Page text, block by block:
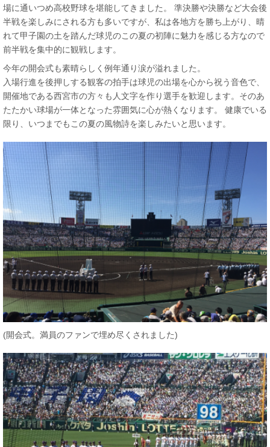
場に通いつめ高校野球を堪能してきました。 準決勝や決勝など大会後
半戦を楽しみにされる方も多いですが、私は各地方を勝ち上がり、晴
れて甲子園の土を踏んだ球児のこの夏の初陣に魅力を感じる方なので
前半戦を集中的に観戦します。
今年の開会式も素晴らしく例年通り涙が溢れました。
入場行進を後押しする観客の拍手は球児の出場を心から祝う音色で、
開催地である西宮市の方々も人文字を作り選手を歓迎します。そのあ
たたかい球場が一体となった雰囲気に心が熱くなります。 健康でいる
限り、いつまでもこの夏の風物詩を楽しみたいと思います。
(開会式。満員のファンで埋め尽くされました)